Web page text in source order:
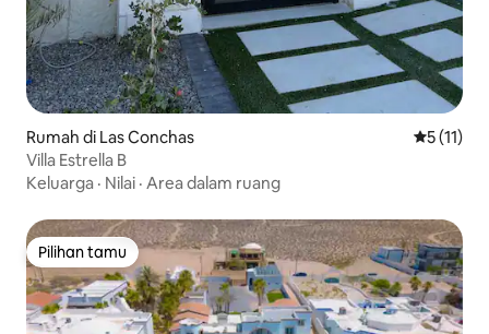
Rumah di Las Conchas Nilai rata-
5 (11)
Villa Estrella B
Keluarga · Nilai · Area dalam ruang
Pilihan tamu
Pilihan tamu